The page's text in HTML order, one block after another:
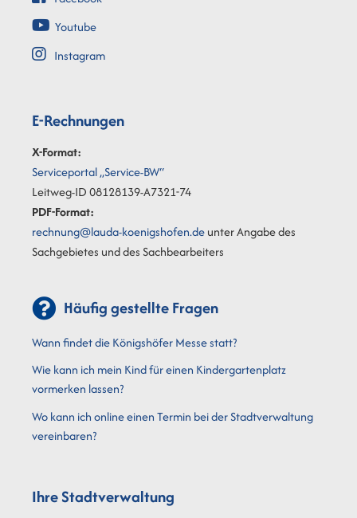
Youtube
Instagram
E-Rechnungen
X-Format:
Serviceportal „Service-BW“
Leitweg-ID 08128139-A7321-74
PDF-Format:
rechnung@lauda-koenigshofen.deunter Angabe des
Sachgebietes und des Sachbearbeiters
Häufig gestellte Fragen
Wann findet die Königshöfer Messe statt?
Wie kann ich mein Kind für einen Kindergartenplatz
vormerken lassen?
Wo kann ich online einen Termin bei der Stadtverwaltung
vereinbaren?
Ihre Stadtverwaltung